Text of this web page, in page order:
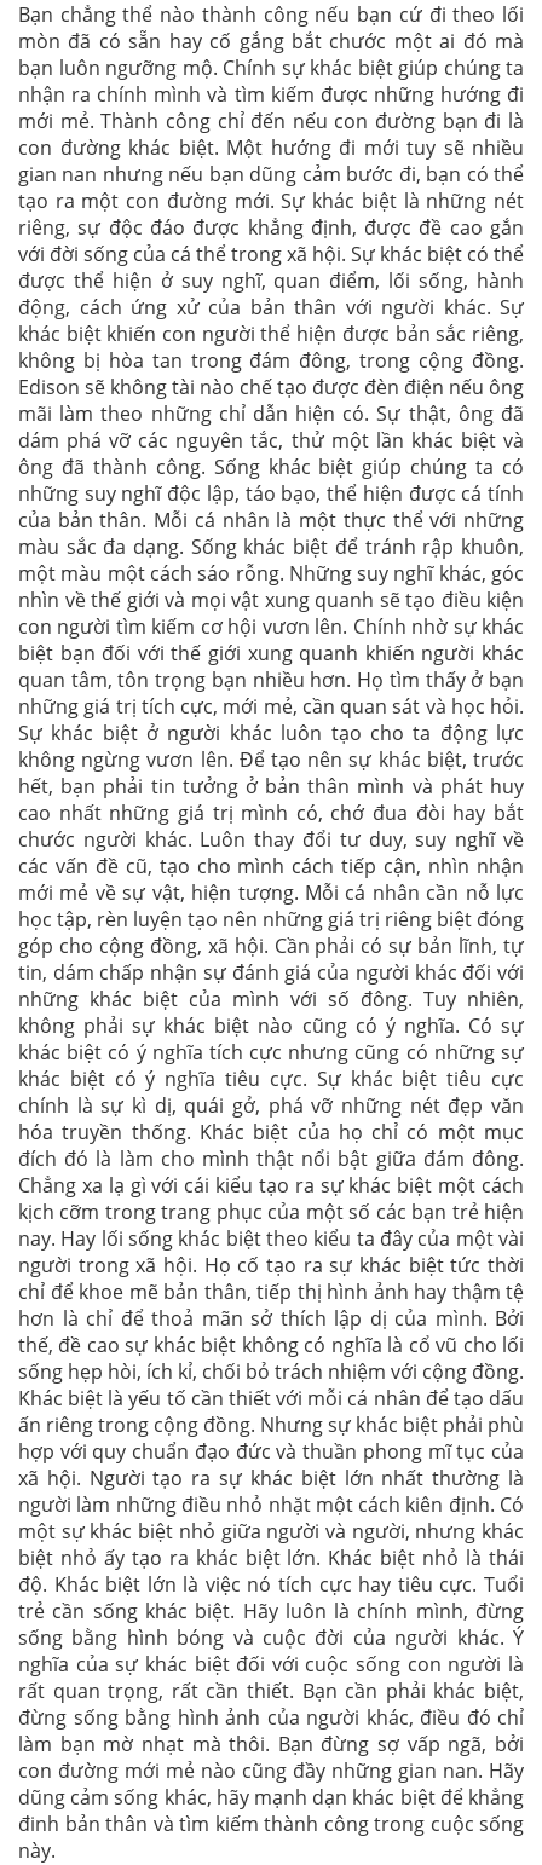
Bạn chẳng thể nào thành công nếu bạn cứ đi theo lối
mòn đã có sẵn hay cố gắng bắt chước một ai đó mà
bạn luôn ngưỡng mộ. Chính sự khác biệt giúp chúng ta
nhận ra chính mình và tìm kiếm được những hướng đi
mới mẻ. Thành công chỉ đến nếu con đường bạn đi là
con đường khác biệt. Một hướng đi mới tuy sẽ nhiều
gian nan nhưng nếu bạn dũng cảm bước đi, bạn có thể
tạo ra một con đường mới. Sự khác biệt là những nét
riêng, sự độc đáo được khẳng định, được đề cao gắn
với đời sống của cá thể trong xã hội. Sự khác biệt có thể
được thể hiện ở suy nghĩ, quan điểm, lối sống, hành
động, cách ứng xử của bản thân với người khác. Sự
khác biệt khiến con người thể hiện được bản sắc riêng,
không bị hòa tan trong đám đông, trong cộng đồng.
Edison sẽ không tài nào chế tạo được đèn điện nếu ông
mãi làm theo những chỉ dẫn hiện có. Sự thật, ông đã
dám phá vỡ các nguyên tắc, thử một lần khác biệt và
ông đã thành công. Sống khác biệt giúp chúng ta có
những suy nghĩ độc lập, táo bạo, thể hiện được cá tính
của bản thân. Mỗi cá nhân là một thực thể với những
màu sắc đa dạng. Sống khác biệt để tránh rập khuôn,
một màu một cách sáo rỗng. Những suy nghĩ khác, góc
nhìn về thế giới và mọi vật xung quanh sẽ tạo điều kiện
con người tìm kiếm cơ hội vươn lên. Chính nhờ sự khác
biệt bạn đối với thế giới xung quanh khiến người khác
quan tâm, tôn trọng bạn nhiều hơn. Họ tìm thấy ở bạn
những giá trị tích cực, mới mẻ, cần quan sát và học hỏi.
Sự khác biệt ở người khác luôn tạo cho ta động lực
không ngừng vươn lên. Để tạo nên sự khác biệt, trước
hết, bạn phải tin tưởng ở bản thân mình và phát huy
cao nhất những giá trị mình có, chớ đua đòi hay bắt
chước người khác. Luôn thay đổi tư duy, suy nghĩ về
các vấn đề cũ, tạo cho mình cách tiếp cận, nhìn nhận
mới mẻ về sự vật, hiện tượng. Mỗi cá nhân cần nỗ lực
học tập, rèn luyện tạo nên những giá trị riêng biệt đóng
góp cho cộng đồng, xã hội. Cần phải có sự bản lĩnh, tự
tin, dám chấp nhận sự đánh giá của người khác đối với
những khác biệt của mình với số đông. Tuy nhiên,
không phải sự khác biệt nào cũng có ý nghĩa. Có sự
khác biệt có ý nghĩa tích cực nhưng cũng có những sự
khác biệt có ý nghĩa tiêu cực. Sự khác biệt tiêu cực
chính là sự kì dị, quái gở, phá vỡ những nét đẹp văn
hóa truyền thống. Khác biệt của họ chỉ có một mục
đích đó là làm cho mình thật nổi bật giữa đám đông.
Chẳng xa lạ gì với cái kiểu tạo ra sự khác biệt một cách
kịch cỡm trong trang phục của một số các bạn trẻ hiện
nay. Hay lối sống khác biệt theo kiểu ta đây của một vài
người trong xã hội. Họ cố tạo ra sự khác biệt tức thời
chỉ để khoe mẽ bản thân, tiếp thị hình ảnh hay thậm tệ
hơn là chỉ để thoả mãn sở thích lập dị của mình. Bởi
thế, đề cao sự khác biệt không có nghĩa là cổ vũ cho lối
sống hẹp hòi, ích kỉ, chối bỏ trách nhiệm với cộng đồng.
Khác biệt là yếu tố cần thiết với mỗi cá nhân để tạo dấu
ấn riêng trong cộng đồng. Nhưng sự khác biệt phải phù
hợp với quy chuẩn đạo đức và thuần phong mĩ tục của
xã hội. Người tạo ra sự khác biệt lớn nhất thường là
người làm những điều nhỏ nhặt một cách kiên định. Có
một sự khác biệt nhỏ giữa người và người, nhưng khác
biệt nhỏ ấy tạo ra khác biệt lớn. Khác biệt nhỏ là thái
độ. Khác biệt lớn là việc nó tích cực hay tiêu cực. Tuổi
trẻ cần sống khác biệt. Hãy luôn là chính mình, đừng
sống bằng hình bóng và cuộc đời của người khác. Ý
nghĩa của sự khác biệt đối với cuộc sống con người là
rất quan trọng, rất cần thiết. Bạn cần phải khác biệt,
đừng sống bằng hình ảnh của người khác, điều đó chỉ
làm bạn mờ nhạt mà thôi. Bạn đừng sợ vấp ngã, bởi
con đường mới mẻ nào cũng đầy những gian nan. Hãy
dũng cảm sống khác, hãy mạnh dạn khác biệt để khẳng
đinh bản thân và tìm kiếm thành công trong cuộc sống
này.